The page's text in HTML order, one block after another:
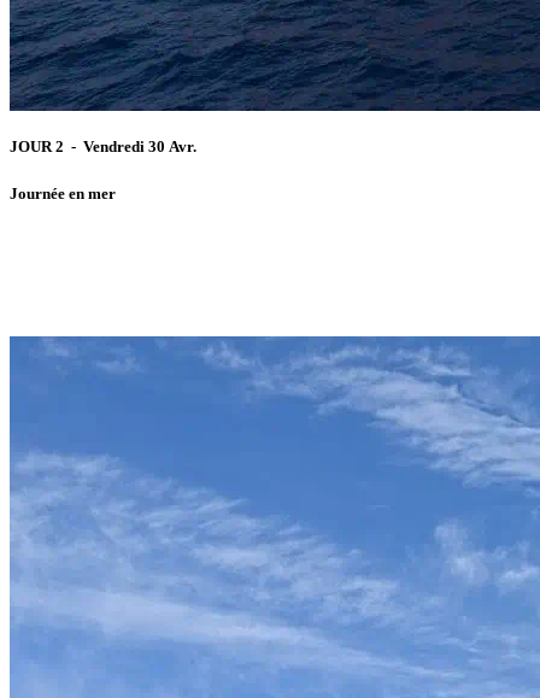
JOUR 2 - Vendredi 30 Avr.
Journée en mer